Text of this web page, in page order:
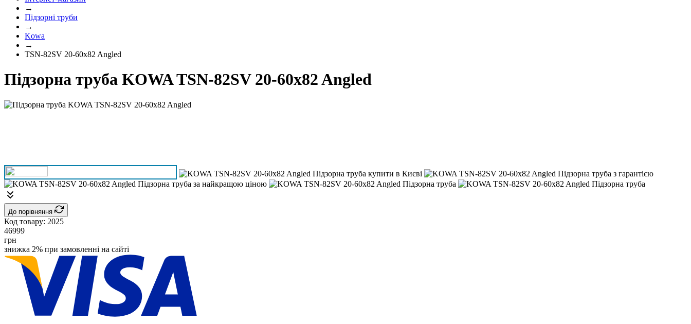
→
Підзорні труби
→
Kowa
→
TSN-82SV 20-60x82 Angled
Підзорна труба KOWA TSN-82SV 20-60x82 Angled
До порівняння
Код товару: 2025
46999
грн
знижка 2% при замовленні на сайті